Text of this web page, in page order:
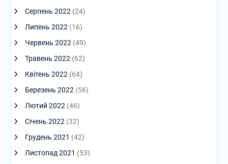
Серпень 2022 (24)
Липень 2022 (16)
Червень 2022 (49)
Травень 2022 (62)
Квітень 2022 (64)
Березень 2022 (56)
Лютий 2022 (46)
Січень 2022 (32)
Грудень 2021 (42)
Листопад 2021 (53)